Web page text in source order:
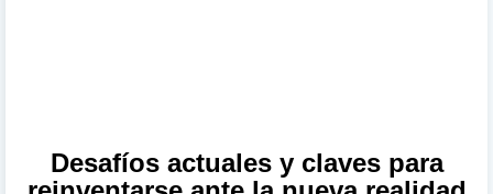
Desafíos actuales y claves para